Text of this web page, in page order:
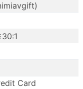
Card